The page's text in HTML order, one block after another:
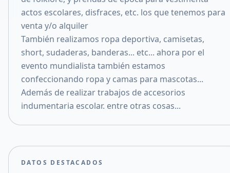
actos escolares, disfraces, etc. los que tenemos para
venta y/o alquiler
También realizamos ropa deportiva, camisetas,
short, sudaderas, banderas... etc... ahora por el
evento mundialista también estamos
confeccionando ropa y camas para mascotas...
Además de realizar trabajos de accesorios
indumentaria escolar. entre otras cosas...
DATOS DESTACADOS